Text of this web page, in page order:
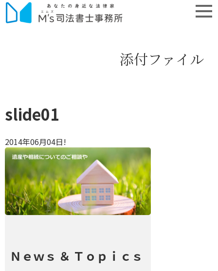
添付ファイル
slide01
2014年06月04日!
Ｎｅｗｓ ＆ Ｔｏｐｉｃｓ